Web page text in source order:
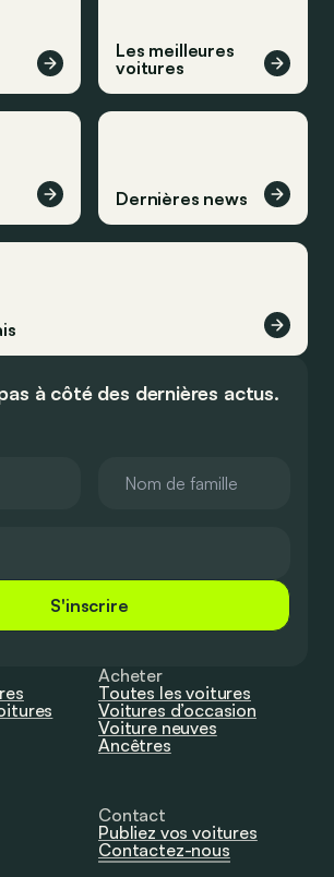
Les meilleures
voitures
Dernières news
à côté des dernières actus.
S'inscrire
Acheter
Toutes les voitures
Voitures d’occasion
Voiture neuves
Ancêtres
Contact
Publiez vos voitures
Contactez-nous